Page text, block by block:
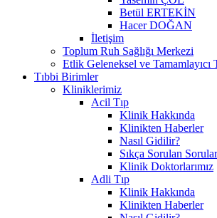
Betül ERTEKİN
Hacer DOĞAN
İletişim
Toplum Ruh Sağlığı Merkezi
Etlik Geleneksel ve Tamamlayıcı
Tıbbi Birimler
Kliniklerimiz
Acil Tıp
Klinik Hakkında
Klinikten Haberler
Nasıl Gidilir?
Sıkça Sorulan Sorular
Klinik Doktorlarımız
Adli Tıp
Klinik Hakkında
Klinikten Haberler